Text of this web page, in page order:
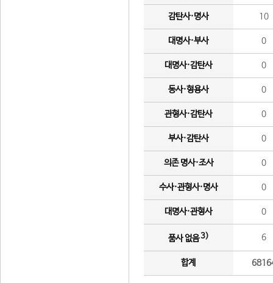
감탄사·명사 10
대명사·부사 0
대명사·감탄사 0
동사·형용사 0
관형사·감탄사 0
부사·감탄사 0
의존 명사·조사 0
수사·관형사·명사 0
대명사·관형사 0
품사 없음3) 6
합계